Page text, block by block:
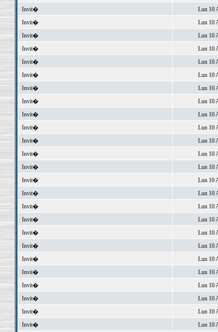
Invit�
Lun 10
Invit�
Lun 10
Invit�
Lun 10
Invit�
Lun 10
Invit�
Lun 10
Invit�
Lun 10
Invit�
Lun 10
Invit�
Lun 10
Invit�
Lun 10
Invit�
Lun 10
Invit�
Lun 10
Invit�
Lun 10
Invit�
Lun 10
Invit�
Lun 10
Invit�
Lun 10
Invit�
Lun 10
Invit�
Lun 10
Invit�
Lun 10
Invit�
Lun 10
Invit�
Lun 10
Invit�
Lun 10
Invit�
Lun 10
Invit�
Lun 10
Invit�
Lun 10
Invit�
Lun 10